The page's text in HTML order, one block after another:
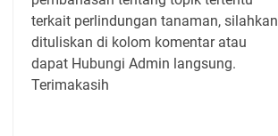
terkait perlindungan tanaman, silahkan
dituliskan di kolom komentar atau
dapat Hubungi Admin langsung.
Terimakasih